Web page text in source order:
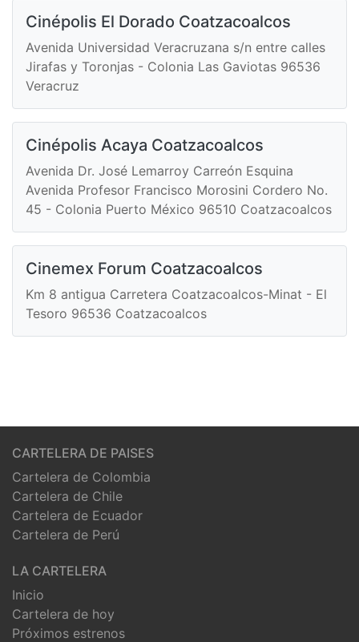
Cinépolis El Dorado Coatzacoalcos
Avenida Universidad Veracruzana s/n entre calles
Jirafas y Toronjas - Colonia Las Gaviotas 96536
Veracruz
Cinépolis Acaya Coatzacoalcos
Avenida Dr. José Lemarroy Carreón Esquina
Avenida Profesor Francisco Morosini Cordero No.
45 - Colonia Puerto México 96510 Coatzacoalcos
Cinemex Forum Coatzacoalcos
Km 8 antigua Carretera Coatzacoalcos-Minat - El
Tesoro 96536 Coatzacoalcos
CARTELERA DE PAISES
Cartelera de Colombia
Cartelera de Chile
Cartelera de Ecuador
Cartelera de Perú
LA CARTELERA
Inicio
Cartelera de hoy
Próximos estrenos